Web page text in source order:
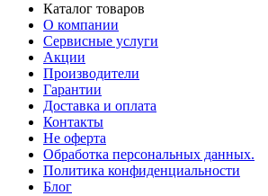
Каталог товаров
О компании
Сервисные услуги
Акции
Производители
Гарантии
Доставка и оплата
Контакты
Не оферта
Обработка персональных данных.
Политика конфиденциальности
Блог